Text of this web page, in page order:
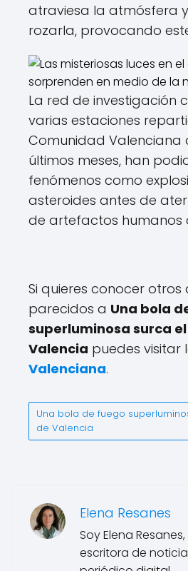
atraviesa la atmósfera
rozarla, provocando
La red de investigación
varias estaciones
Comunidad Valenciana
últimos meses, han
fenómenos como
asteroides antes de
de artefactos humanos
Si quieres conocer otros
parecidos a Una bola
superluminosa surca
Valencia puedes
Valenciana.
Una bola de fuego
de Valencia
Elena Resanes
Soy Elena
escritora de